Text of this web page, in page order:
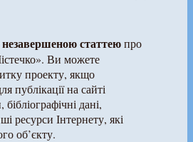
незавершеною статтеюпро
Ви можете
проекту, якщо
публікації на сайті
дані,
ресурси Інтернету, які
об’єкту.